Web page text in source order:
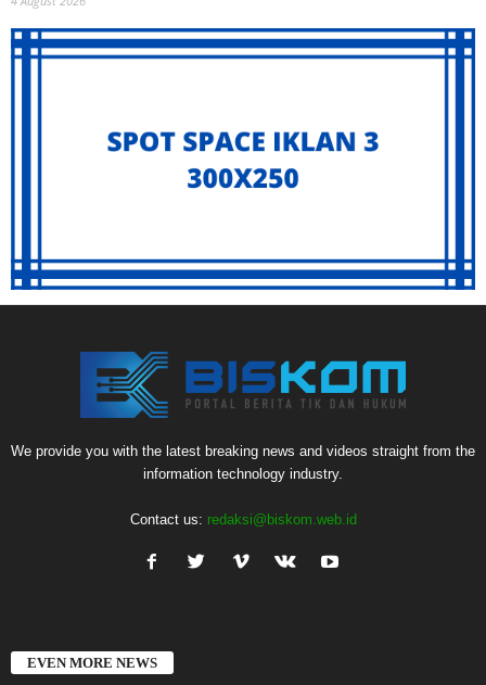
We provide you with the latest breaking news and videos straight from the
information technology industry.
Contact us: redaksi@biskom.web.id
EVEN MORE NEWS